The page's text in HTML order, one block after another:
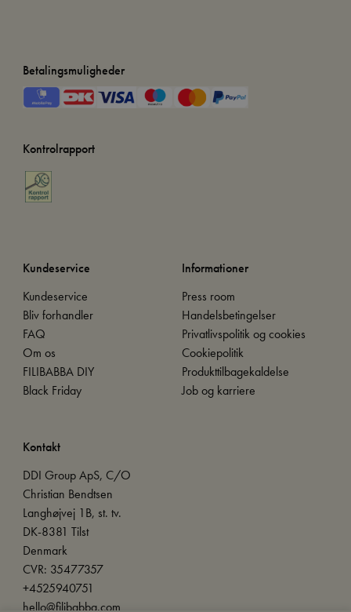
Betalingsmuligheder
Kontrolrapport
Kundeservice
Kundeservice
Bliv forhandler
FAQ
Om os
FILIBABBA DIY
Black Friday
Informationer
Press room
Handelsbetingelser
Privatlivspolitik og cookies
Cookiepolitik
Produkttilbagekaldelse
Job og karriere
Kontakt
DDI Group ApS, C/O
Christian Bendtsen
Langhøjvej 1B, st. tv.
DK-8381 Tilst
Denmark
CVR: 35477357
+4525940751
hello@filibabba.com